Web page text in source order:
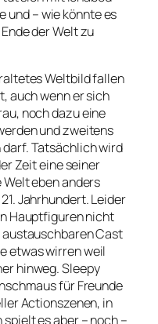
und – wie könnte es
der Welt zu
Weltbild fallen
auch wenn er sich
noch dazu eine
und zweitens
darf. Tatsächlich wird
Zeit eine seiner
eben anders
Jahrhundert. Leider
Hauptfiguren nicht
Cast
etwas wirren weil
hinweg. Sleepy
für Freunde
Actionszenen, in
es aber – noch –